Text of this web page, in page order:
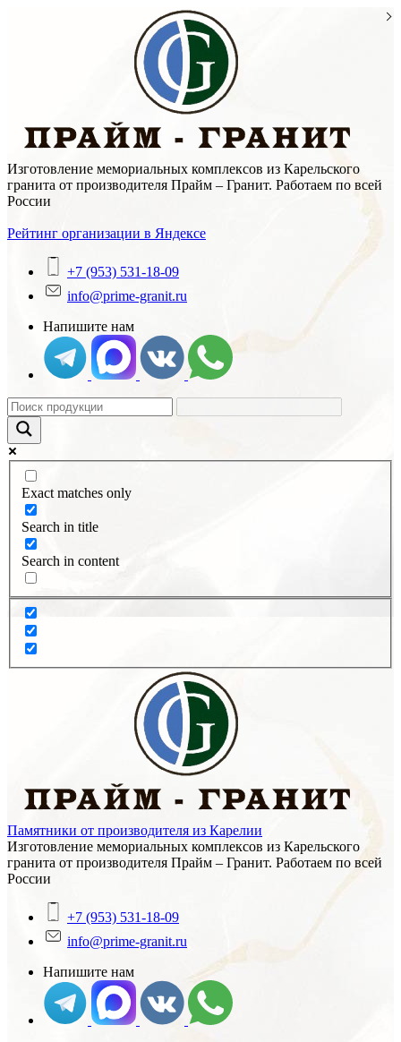
Изготовление мемориальных комплексов из Карельского
гранита от производителя Прайм – Гранит. Работаем по всей
России
Рейтинг организации в Яндексе
+7 (953) 531-18-09
info@prime-granit.ru
Напишите нам
Exact matches only
Search in title
Search in content
Памятники от производителя из Карелии
Изготовление мемориальных комплексов из Карельского
гранита от производителя Прайм – Гранит. Работаем по всей
России
+7 (953) 531-18-09
info@prime-granit.ru
Напишите нам